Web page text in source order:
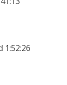
1:52:26